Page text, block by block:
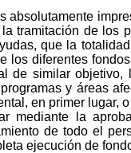
absolutamente
tramitación de los
que la
los diferentes
de similar
y áreas
en primer lugar,
mediante la
de todo el
ejecución de